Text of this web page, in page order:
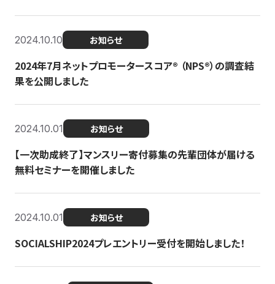
2024.10.10 お知らせ
2024年7月ネットプロモータースコア®︎ （NPS®︎）の調査結
果を公開しました
2024.10.01 お知らせ
【一次助成終了】マンスリー寄付募集の先輩団体が届ける
無料セミナーを開催しました
2024.10.01 お知らせ
SOCIALSHIP2024プレエントリー受付を開始しました！